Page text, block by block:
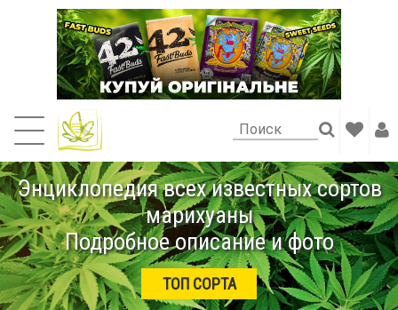
Энциклопедия всех известных сортов
марихуаны
Подробное описание и фото
ТОП СОРТА